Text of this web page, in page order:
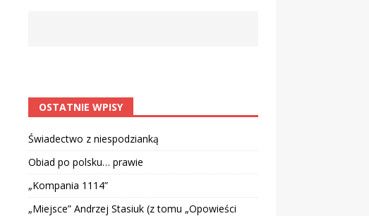
OSTATNIE WPISY
Świadectwo z niespodzianką
Obiad po polsku… prawie
„Kompania 1114”
„Miejsce” Andrzej Stasiuk (z tomu „Opowieści